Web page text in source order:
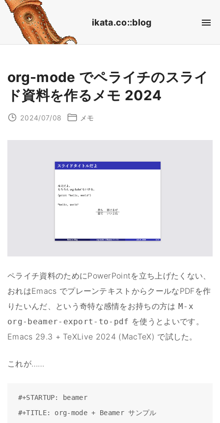
ikata.co::blog
org-mode でペライチのスライ
ド資料を作るメモ 2024
2024/07/08 メモ
ペライチ資料のためにPowerPointを立ち上げたくない、
おれはEmacs でプレーンテキストからクールなPDFを作
りたいんだ、という奇特な感情をお持ちの方はM-x
org-beamer-export-to-pdf を使うとよいです。
Emacs 29.3 + TeXLive 2024 (MacTeX) で試した。
これが……
#+STARTUP: beamer
#+TITLE: org-mode + Beamer サンプル